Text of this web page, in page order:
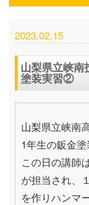
2023.02.15
山梨県立峡
塗装実習②
山梨県立峡南
1年生の鈑金
この日の講師
が担当され、
を作りハンマ